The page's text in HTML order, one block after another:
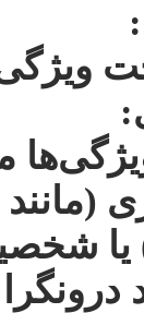
(مانند
یا
درونگرا